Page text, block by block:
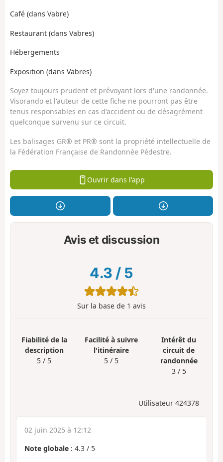
Café (dans Vabre)
Restaurant (dans Vabres)
Hébergements
Exposition (dans Vabres)
Soyez toujours prudent et prévoyant lors d'une randonnée.
Visorando et l'auteur de cette fiche ne pourront pas être
tenus responsables en cas d'accident ou de désagrément
quelconque survenu sur ce circuit.
Les balisages GR® et PR® sont la propriété intellectuelle de
la Fédération Française de Randonnée Pédestre.
Ouvrir dans l'app
Avis et discussion
4.3 / 5
Sur la base de 1 avis
Fiabilité de la
description
5 / 5
Facilité à suivre
l'itinéraire
5 / 5
Intérêt du
circuit de
randonnée
3 / 5
Utilisateur 424378
02 juin 2025 à 12:12
Note globale : 4.3 / 5